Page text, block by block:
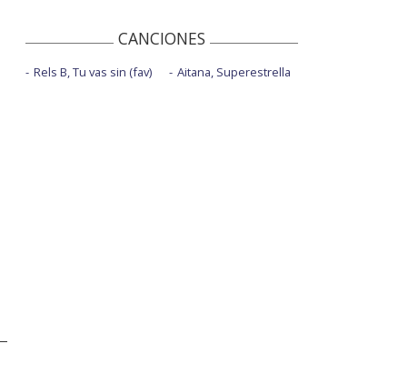
CANCIONES
Rels B, Tu vas sin (fav) Aitana, Superestrella